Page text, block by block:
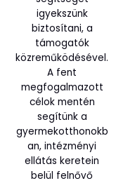
igyekszünk
biztosítani, a
támogatók
közreműködésével.
A fent
megfogalmazott
célok mentén
segítünk a
gyermekotthonokb
an, intézményi
ellátás keretein
belül felnővő